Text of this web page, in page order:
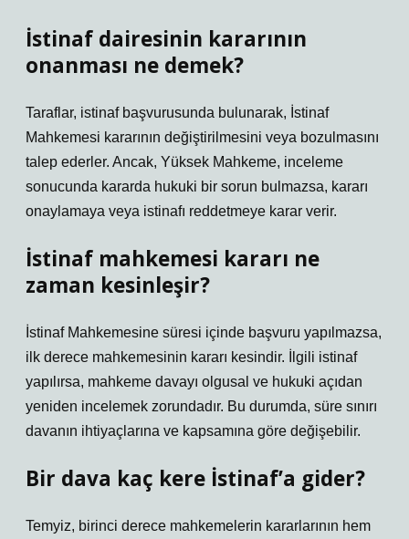
İstinaf dairesinin kararının
onanması ne demek?
Taraflar, istinaf başvurusunda bulunarak, İstinaf
Mahkemesi kararının değiştirilmesini veya bozulmasını
talep ederler. Ancak, Yüksek Mahkeme, inceleme
sonucunda kararda hukuki bir sorun bulmazsa, kararı
onaylamaya veya istinafı reddetmeye karar verir.
İstinaf mahkemesi kararı ne
zaman kesinleşir?
İstinaf Mahkemesine süresi içinde başvuru yapılmazsa,
ilk derece mahkemesinin kararı kesindir. İlgili istinaf
yapılırsa, mahkeme davayı olgusal ve hukuki açıdan
yeniden incelemek zorundadır. Bu durumda, süre sınırı
davanın ihtiyaçlarına ve kapsamına göre değişebilir.
Bir dava kaç kere İstinaf’a gider?
Temyiz, birinci derece mahkemelerin kararlarının hem